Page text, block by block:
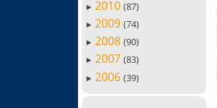
► 2010 (87)
► 2009 (74)
► 2008 (90)
► 2007 (83)
► 2006 (39)